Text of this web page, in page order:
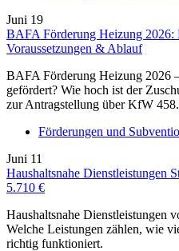
Juni 19
BAFA Förderung Heizung 2026:
Voraussetzungen & Ablauf
BAFA Förderung Heizung 2026
gefördert? Wie hoch ist der
zur Antragstellung über KfW
Förderungen und
Juni 11
Haushaltsnahe Dienstleistungen
5.710 €
Haushaltsnahe Dienstleistungen
Welche Leistungen zählen, wie
richtig funktioniert.